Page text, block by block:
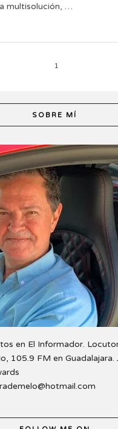
multisolución, …
1
SOBRE MÍ
en El Informador.
105.9 FM en Guadalajara.